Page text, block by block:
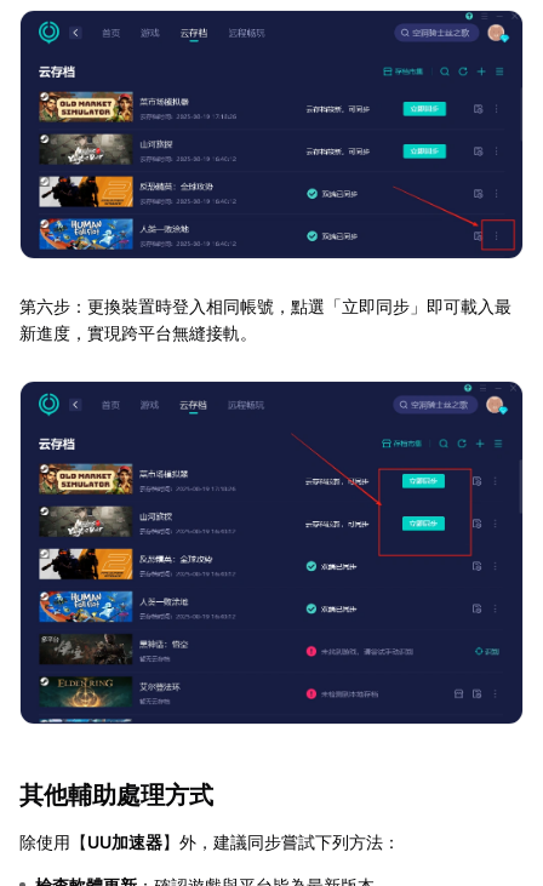
第六步：更換裝置時登入相同帳號，點選「立即同步」即可載入最
新進度，實現跨平台無縫接軌。
其他輔助處理方式
除使用【UU加速器】外，建議同步嘗試下列方法：